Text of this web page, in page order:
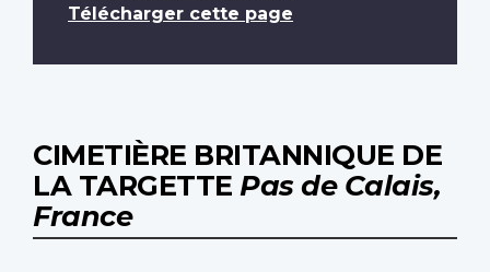
Télécharger cette page
CIMETIÈRE BRITANNIQUE DE
LA TARGETTE Pas de Calais,
France